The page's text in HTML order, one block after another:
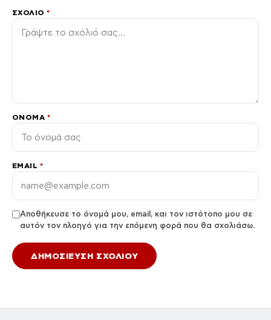
ΣΧΌΛΙΟ*
ΌΝΟΜΑ *
EMAIL *
Αποθήκευσε το όνομά μου, email, και τον ιστότοπο μου σε
αυτόν τον πλοηγό για την επόμενη φορά που θα σχολιάσω.